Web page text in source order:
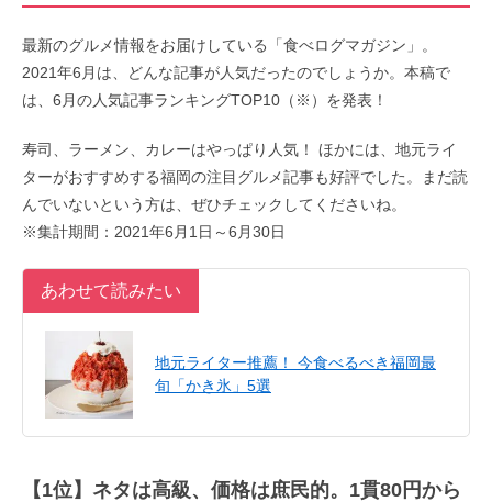
最新のグルメ情報をお届けしている「食べログマガジン」。
2021年6月は、どんな記事が人気だったのでしょうか。本稿で
は、6月の人気記事ランキングTOP10（※）を発表！
寿司、ラーメン、カレーはやっぱり人気！ ほかには、地元ライ
ターがおすすめする福岡の注目グルメ記事も好評でした。まだ読
んでいないという方は、ぜひチェックしてくださいね。
※集計期間：2021年6月1日～6月30日
あわせて読みたい
地元ライター推薦！ 今食べるべき福岡最
旬「かき氷」5選
【1位】ネタは高級、価格は庶民的。1貫80円から